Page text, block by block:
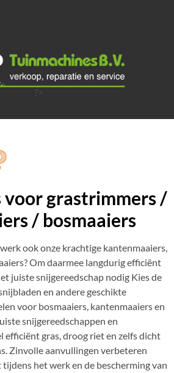
?>
voor grastrimmers /
/ bosmaaiers
ook onze krachtige kantenmaaiers,
Om daarmee langdurig efficiënt
juiste snijgereedschap nodig Kies de
en andere geschikte
voor bosmaaiers, kantenmaaiers en
snijgereedschappen en
efficiënt gras, droog riet en zelfs dicht
Zinvolle aanvullingen verbeteren
het werk en de bescherming van